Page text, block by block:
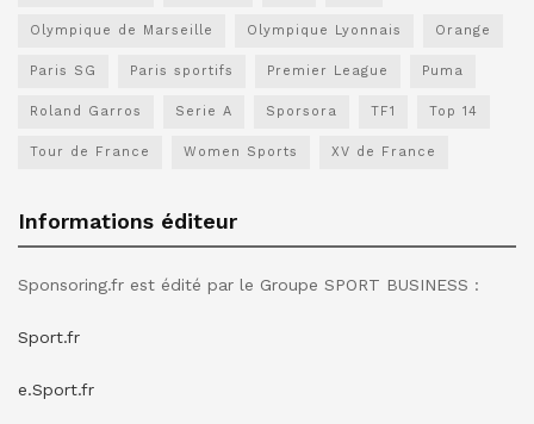
Olympique de Marseille Olympique Lyonnais Orange
Paris SG Paris sportifs Premier League Puma
Roland Garros Serie A Sporsora TF1 Top 14
Tour de France Women Sports XV de France
Informations éditeur
Sponsoring.fr est édité par le Groupe SPORT BUSINESS :
Sport.fr
e.Sport.fr